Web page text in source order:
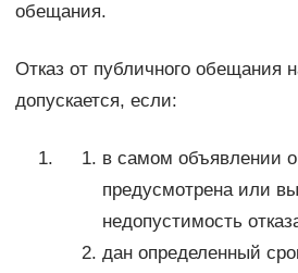
обещания.
Отказ от публичного обещания
допускается, если:
в самом объявлении о
предусмотрена или
недопустимость
дан определенный